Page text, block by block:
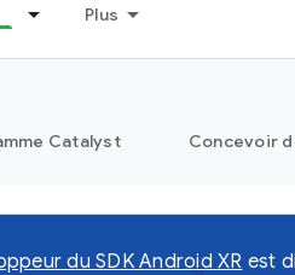
Plus
Catalyst Concevoir
du SDK Android XR est